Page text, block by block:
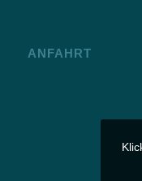
ANFAHRT